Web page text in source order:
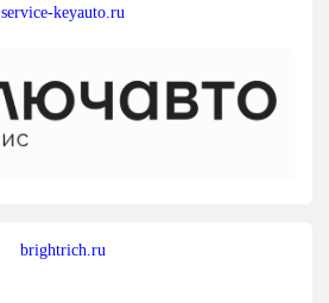
service-keyauto.ru
brightrich.ru